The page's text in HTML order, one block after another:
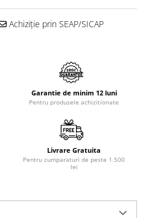
Achiziție prin SEAP/SICAP
Garantie de minim 12 luni
Pentru produsele achizitionate
Livrare Gratuita
Pentru cumparaturi de peste 1.500
lei